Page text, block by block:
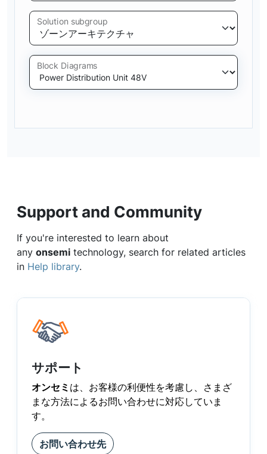
Solution subgroup
Block Diagrams
Support and Community
If you're interested to learn about
any onsemi technology, search for related articles
in Help library.
サポート
オンセミ は、お客様の利便性を考慮し、さまざ
まな方法によるお問い合わせに対応していま
す。
お問い合わせ先